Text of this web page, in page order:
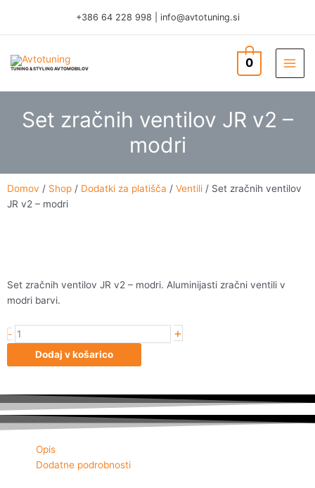
content
+386 64 228 998 info@avtotuning.si
TUNING & STYLING AVTOMOBILOV 0
Set zračnih ventilov JR v2 –
modri
Domov / Shop / Dodatki za platišča / Ventili / Set zračnih ventilov
JR v2 – modri
Set zračnih ventilov JR v2 – modri. Aluminijasti zračni ventili v
modri barvi.
- Set
v2
-
modri
+
Dodaj v košarico
Opis
Dodatne podrobnosti